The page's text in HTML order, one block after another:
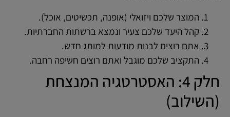
המוצר שלכם ויזואלי (אופנה, תכשיטים, אוכל).
קהל היעד שלכם צעיר ונמצא ברשתות החברתיות.
אתם רוצים לבנות מודעות למותג חדש.
התקציב שלכם מוגבל ואתם רוצים חשיפה רחבה.
חלק 4: האסטרטגיה המנצחת
(השילוב)